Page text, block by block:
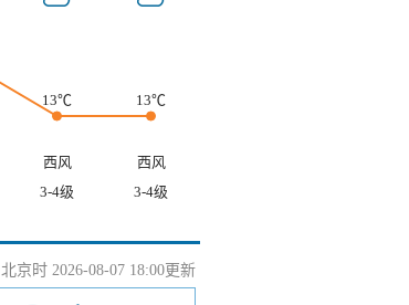
13℃ 13℃
西风
西风
3-4级 3-4级
北京时 2026-08-07 18:00更新